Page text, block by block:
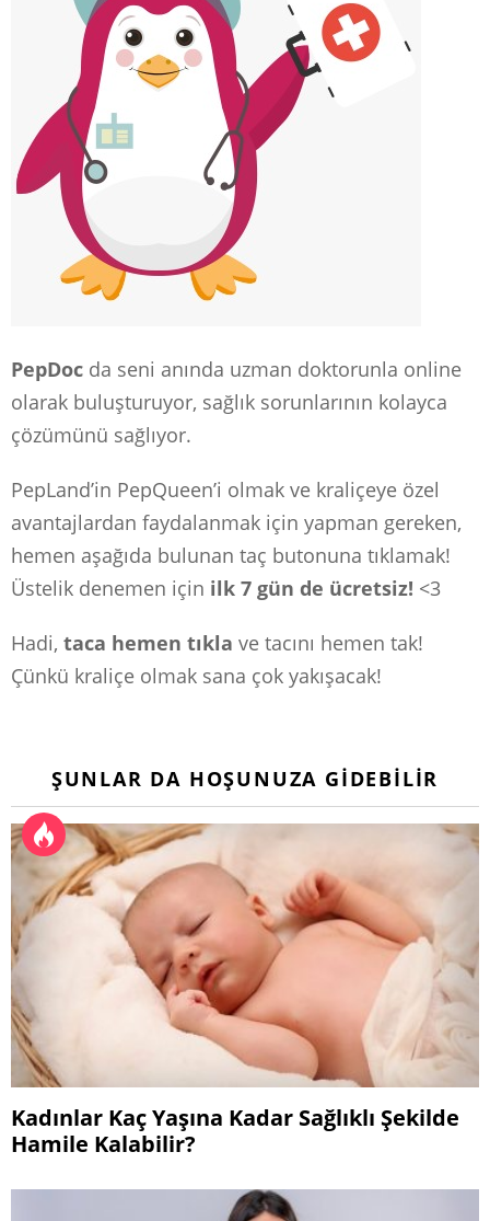
PepDoc da seni anında uzman doktorunla online
olarak buluşturuyor, sağlık sorunlarının kolayca
çözümünü sağlıyor.
PepLand’in PepQueen’i olmak ve kraliçeye özel
avantajlardan faydalanmak için yapman gereken,
hemen aşağıda bulunan taç butonuna tıklamak!
Üstelik denemen için ilk 7 gün de ücretsiz! <3
Hadi, taca hemen tıkla ve tacını hemen tak!
Çünkü kraliçe olmak sana çok yakışacak!
ŞUNLAR DA HOŞUNUZA GIDEBILIR
Kadınlar Kaç Yaşına Kadar Sağlıklı Şekilde
Hamile Kalabilir?